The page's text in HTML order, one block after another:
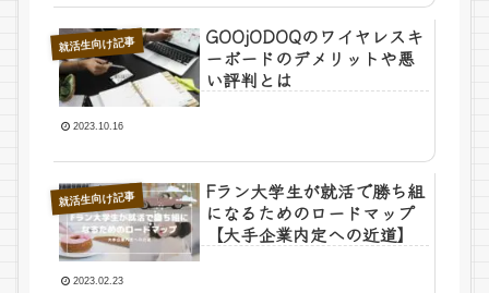
就活生向け記事
GOOjODOQのワイヤレスキ
ーボードのデメリットや悪
い評判とは
2023.10.16
就活生向け記事
Fラン大学生が就活で勝ち組
になるためのロードマップ
【大手企業内定への近道】
2023.02.23